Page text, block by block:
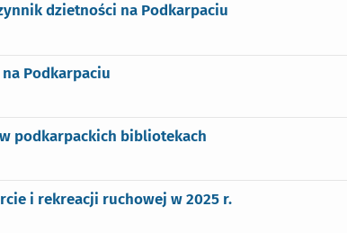
dzietności na Podkarpaciu
Podkarpaciu
podkarpackich bibliotekach
i rekreacji ruchowej w 2025 r.